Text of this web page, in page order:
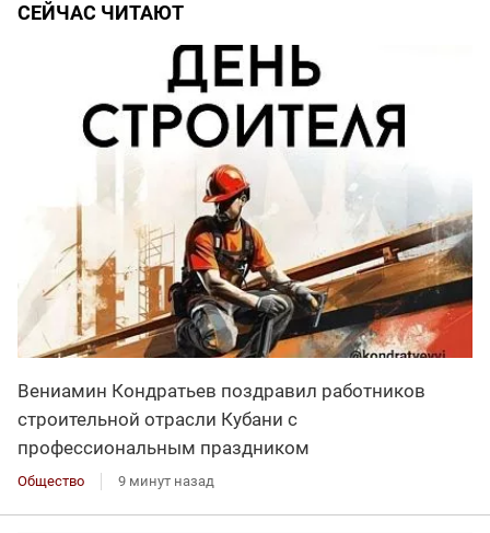
СЕЙЧАС ЧИТАЮТ
Вениамин Кондратьев поздравил работников
строительной отрасли Кубани с
профессиональным праздником
Общество 9 минут назад